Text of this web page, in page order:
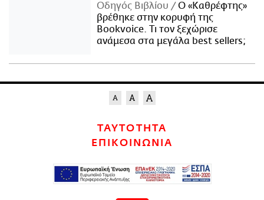
Οδηγός Βιβλίου
Ο «Καθρέφτης»
βρέθηκε στην κορυφή της
Bookvoice. Τι τον ξεχώρισε
ανάμεσα στα μεγάλα best sellers;
ΤΑΥΤΟΤΗΤΑ
ΕΠΙΚΟΙΝΩΝΙΑ